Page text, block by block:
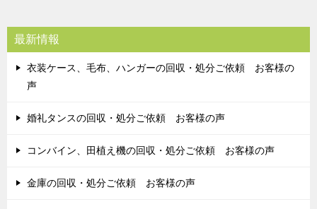
最新情報
衣装ケース、毛布、ハンガーの回収・処分ご依頼 お客様の
声
婚礼タンスの回収・処分ご依頼 お客様の声
コンバイン、田植え機の回収・処分ご依頼 お客様の声
金庫の回収・処分ご依頼 お客様の声